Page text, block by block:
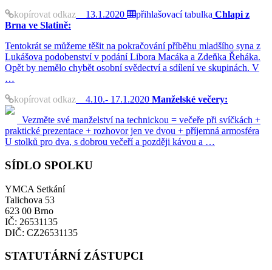
kopírovat odkaz 13.1.2020 přihlašovací tabulka Chlapi z
Brna ve Slatině:
Tentokrát se můžeme těšit na pokračování příběhu mladšího syna z
Lukášova podobenství v podání Libora Macáka a Zdeňka Řeháka.
Opět by nemělo chybět osobní svědectví a sdílení ve skupinách. V
…
kopírovat odkaz 4.10.- 17.1.2020 Manželské večery:
Vezměte své manželství na technickou = večeře při svíčkách +
praktické prezentace + rozhovor jen ve dvou + příjemná armosféra
U stolků pro dva, s dobrou večeří a později kávou a …
SÍDLO SPOLKU
YMCA Setkání
Talichova 53
623 00 Brno
IČ: 26531135
DIČ: CZ26531135
STATUTÁRNÍ ZÁSTUPCI